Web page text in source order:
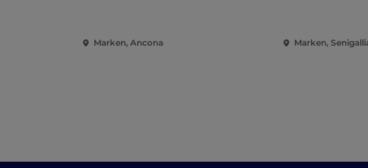
Marken, Ancona Marken,